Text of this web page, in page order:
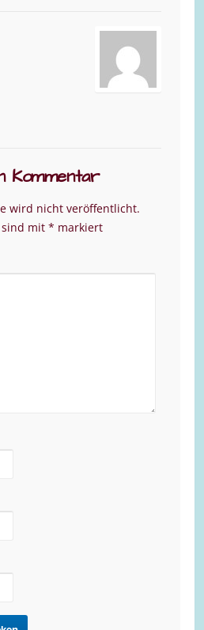
Kommentar
wird nicht veröffentlicht.
mit * markiert